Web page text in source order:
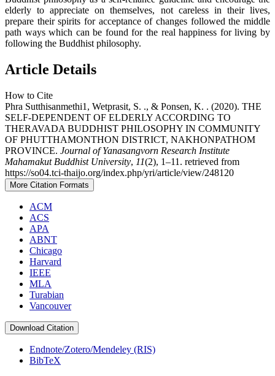
elderly to appreciate on themselves, not careless in their lives,
prepare their spirits for acceptance of changes followed the middle
path ways which can be found for the real happiness for living by
following the Buddhist philosophy.
Article Details
How to Cite
Phra Sutthisanmethi1, Wetprasit, S. ., & Ponsen, K. . (2020). THE
SELF-DEPENDENT OF ELDERLY ACCORDING TO
THERAVADA BUDDHIST PHILOSOPHY IN COMMUNITY
OF PHUTTHAMONTHON DISTRICT, NAKHONPATHOM
PROVINCE. Journal of Yanasangvorn Research Institute
Mahamakut Buddhist University, 11(2), 1–11. retrieved from
https://so04.tci-thaijo.org/index.php/yri/article/view/248120
More Citation Formats
ACM
ACS
APA
ABNT
Chicago
Harvard
IEEE
MLA
Turabian
Vancouver
Download Citation
Endnote/Zotero/Mendeley (RIS)
BibTeX